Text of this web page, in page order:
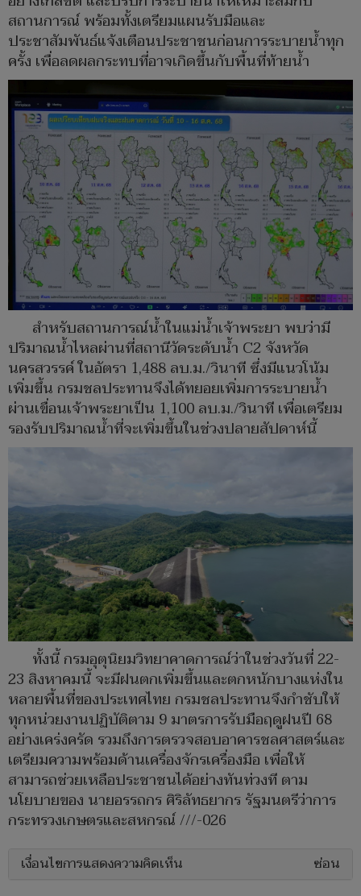
สถานการณ์ พร้อมทั้งเตรียมแผนรับมือและ
ประชาสัมพันธ์แจ้งเตือนประชาชนก่อนการระบายน้ำทุก
ครั้ง เพื่อลดผลกระทบที่อาจเกิดขึ้นกับพื้นที่ท้ายน้ำ
สำหรับสถานการณ์น้ำในแม่น้ำเจ้าพระยา พบว่ามี
ปริมาณน้ำไหลผ่านที่สถานีวัดระดับน้ำ C2 จังหวัด
นครสวรรค์ ในอัตรา 1,488 ลบ.ม./วินาที ซึ่งมีแนวโน้ม
เพิ่มขึ้น กรมชลประทานจึงได้ทยอยเพิ่มการระบายน้ำ
ผ่านเขื่อนเจ้าพระยาเป็น 1,100 ลบ.ม./วินาที เพื่อเตรียม
รองรับปริมาณน้ำที่จะเพิ่มขึ้นในช่วงปลายสัปดาห์นี้
ทั้งนี้ กรมอุตุนิยมวิทยาคาดการณ์ว่าในช่วงวันที่ 22-
23 สิงหาคมนี้ จะมีฝนตกเพิ่มขึ้นและตกหนักบางแห่งใน
หลายพื้นที่ของประเทศไทย กรมชลประทานจึงกำชับให้
ทุกหน่วยงานปฏิบัติตาม 9 มาตรการรับมือฤดูฝนปี 68
อย่างเคร่งครัด รวมถึงการตรวจสอบอาคารชลศาสตร์และ
เตรียมความพร้อมด้านเครื่องจักรเครื่องมือ เพื่อให้
สามารถช่วยเหลือประชาชนได้อย่างทันท่วงที ตาม
นโยบายของ นายอรรถกร ศิริลัทธยากร รัฐมนตรีว่าการ
กระทรวงเกษตรและสหกรณ์ ///-026
เงื่อนไขการแสดงความคิดเห็น ซ่อน